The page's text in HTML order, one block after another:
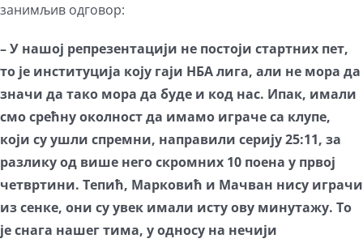
занимљив одговор:
– У нашој репрезентацији не постоји стартних пет,
то је институција коју гаји НБА лига, али не мора да
значи да тако мора да буде и код нас. Ипак, имали
смо срећну околност да имамо играче са клупе,
који су ушли спремни, направили серију 25:11, за
разлику од више него скромних 10 поена у првој
четвртини. Тепић, Марковић и Мачван нису играчи
из сенке, они су увек имали исту ову минутажу. То
је снага нашег тима, у односу на нечији